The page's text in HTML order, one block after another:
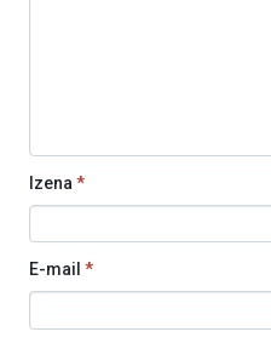
Izena *
E-mail *